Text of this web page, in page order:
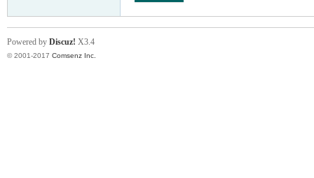
Powered by Discuz! X3.4
© 2001-2017 Comsenz Inc.